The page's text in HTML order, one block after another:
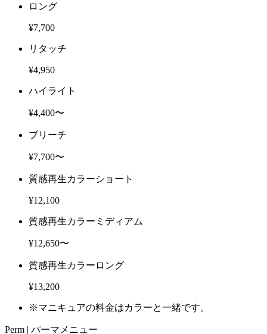
ロング
¥7,700
リタッチ
¥4,950
ハイライト
¥4,400〜
ブリーチ
¥7,700〜
質感再生カラーショート
¥12,100
質感再生カラーミディアム
¥12,650〜
質感再生カラーロング
¥13,200
※マニキュアの料金はカラーと一緒です。
Perm | パーマメニュー